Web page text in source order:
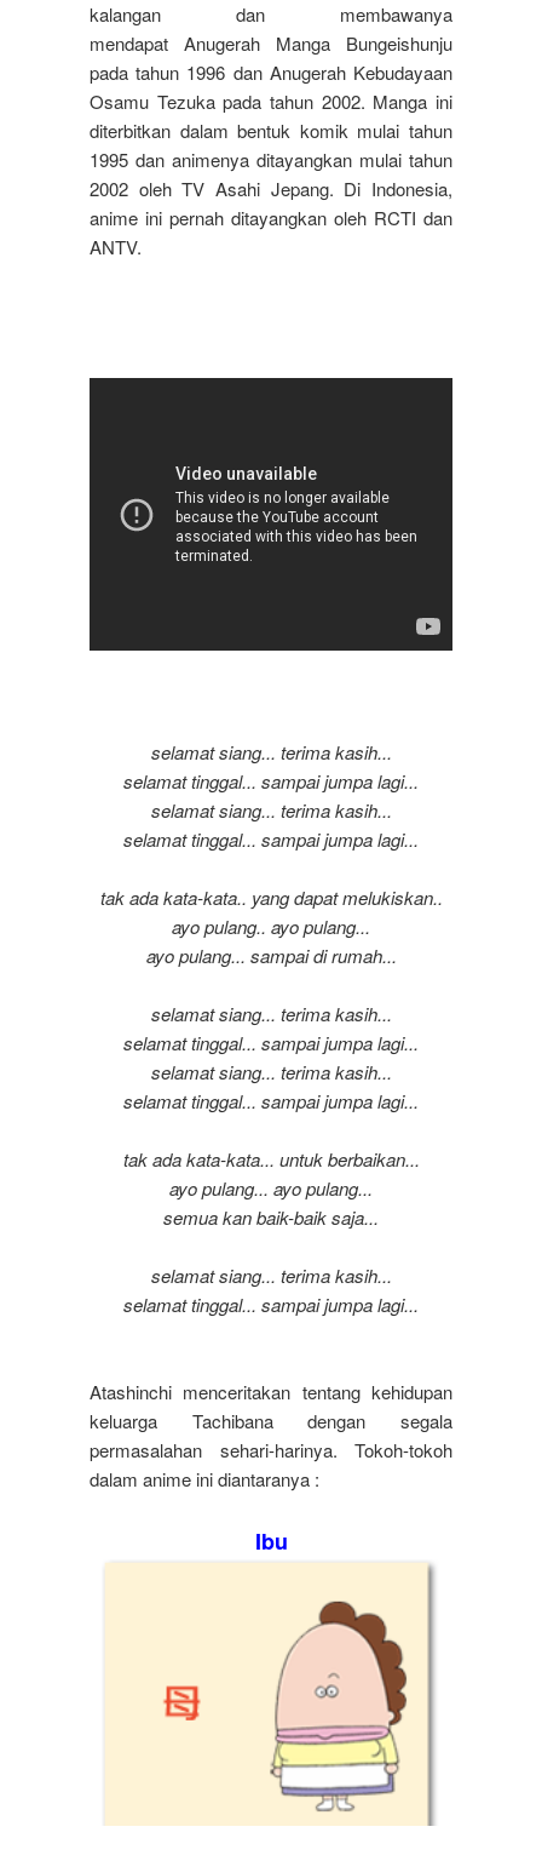
kalangan dan membawanya
mendapat Anugerah Manga Bungeishunju
pada tahun 1996 dan Anugerah Kebudayaan
Osamu Tezuka pada tahun 2002. Manga ini
diterbitkan dalam bentuk komik mulai tahun
1995 dan animenya ditayangkan mulai tahun
2002 oleh TV Asahi Jepang. Di Indonesia,
anime ini pernah ditayangkan oleh RCTI dan
ANTV.
selamat siang... terima kasih...
selamat tinggal... sampai jumpa lagi...
selamat siang... terima kasih...
selamat tinggal... sampai jumpa lagi...
tak ada kata-kata.. yang dapat melukiskan..
ayo pulang.. ayo pulang...
ayo pulang... sampai di rumah...
selamat siang... terima kasih...
selamat tinggal... sampai jumpa lagi...
selamat siang... terima kasih...
selamat tinggal... sampai jumpa lagi...
tak ada kata-kata... untuk berbaikan...
ayo pulang... ayo pulang...
semua kan baik-baik saja...
selamat siang... terima kasih...
selamat tinggal... sampai jumpa lagi...
Atashinchi menceritakan tentang kehidupan
keluarga Tachibana dengan segala
permasalahan sehari-harinya. Tokoh-tokoh
dalam anime ini diantaranya :
Ibu